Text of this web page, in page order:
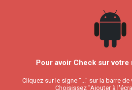
Pour avoir Check sur
Cliquez sur le signe "..." sur la barre
Choisissez "Ajouter à